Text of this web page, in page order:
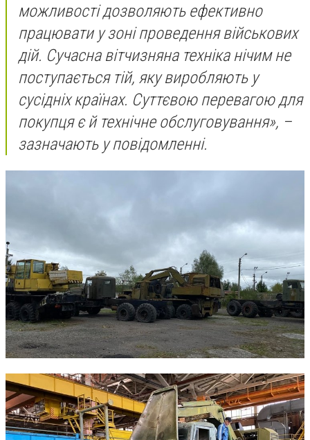
можливості дозволяють ефективно
працювати у зоні проведення військових
дій. Сучасна вітчизняна техніка нічим не
поступається тій, яку виробляють у
сусідніх країнах. Суттєвою перевагою для
покупця є й технічне обслуговування», –
зазначають у повідомленні.